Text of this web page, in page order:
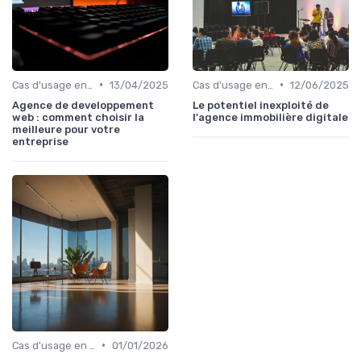
• 13/04/2025
Agence de developpement
web : comment choisir la
meilleure pour votre
entreprise
• 12/06/2025
Le potentiel inexploité de
l'agence immobilière digitale
• 01/01/2026